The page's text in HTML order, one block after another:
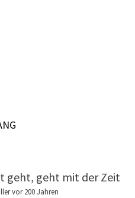
geht, geht mit der Zeit
vor 200 Jahren